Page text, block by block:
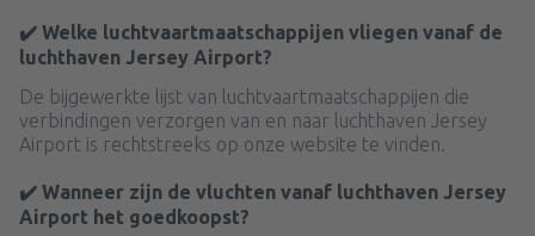
✔️ Welke luchtvaartmaatschappijen vliegen vanaf de
luchthaven Jersey Airport?
De bijgewerkte lijst van luchtvaartmaatschappijen die
verbindingen verzorgen van en naar luchthaven Jersey
Airport is rechtstreeks op onze website te vinden.
✔️ Wanneer zijn de vluchten vanaf luchthaven Jersey
Airport het goedkoopst?